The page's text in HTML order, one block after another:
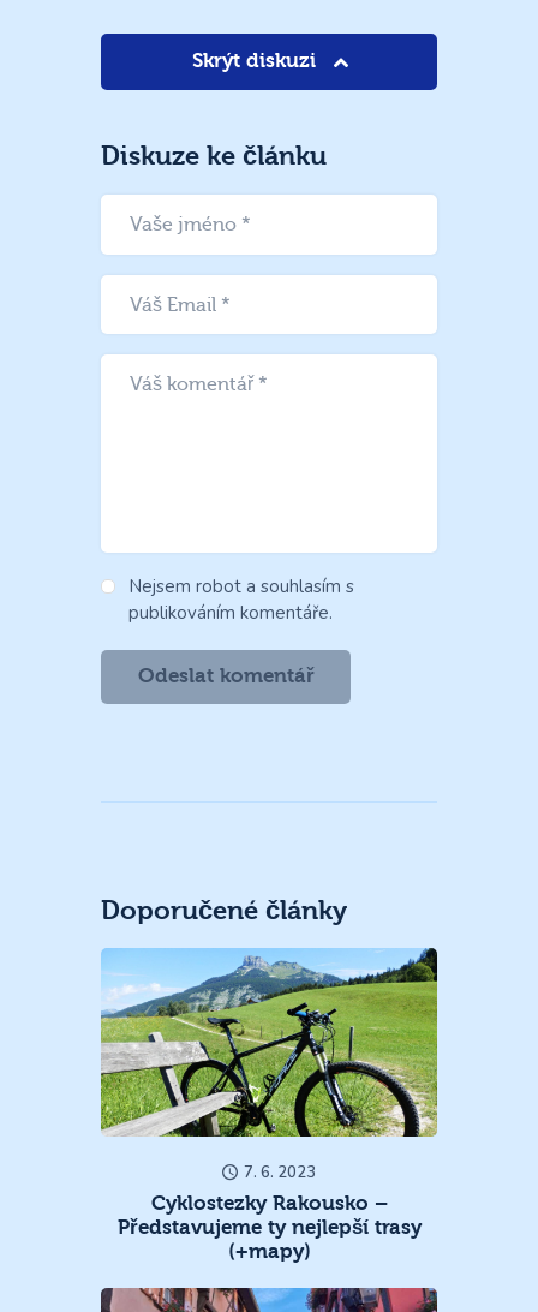
Skrýt diskuzi
Diskuze ke článku
Nejsem robot a souhlasím s
publikováním komentáře.
Doporučené články
7. 6. 2023
Cyklostezky Rakousko –
Představujeme ty nejlepší trasy
(+mapy)